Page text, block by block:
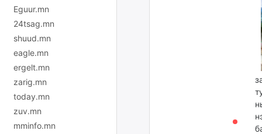
Eguur.mn
24tsag.mn
shuud.mn
eagle.mn
ergelt.mn
zarig.mn
today.mn
zuv.mn
mminfo.mn